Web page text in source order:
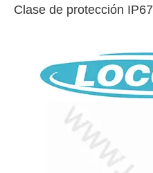
Clase de protección IP67